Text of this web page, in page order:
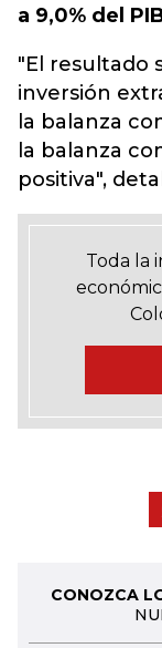
a 9,0% del
"El resultado
inversión
la balanza
la balanza
positiva",
Toda la
CONOZCA